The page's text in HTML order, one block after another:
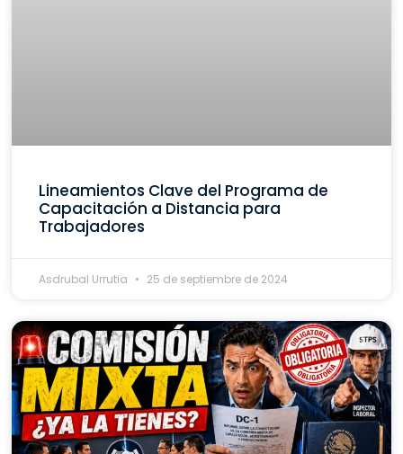
Lineamientos Clave del Programa de
Capacitación a Distancia para
Trabajadores
Asdrubal Urrutia 25 de septiembre de 2024